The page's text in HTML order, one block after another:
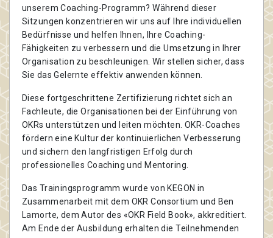
unserem Coaching-Programm? Während dieser
Sitzungen konzentrieren wir uns auf Ihre individuellen
Bedürfnisse und helfen Ihnen, Ihre Coaching-
Fähigkeiten zu verbessern und die Umsetzung in Ihrer
Organisation zu beschleunigen. Wir stellen sicher, dass
Sie das Gelernte effektiv anwenden können.
Diese fortgeschrittene Zertifizierung richtet sich an
Fachleute, die Organisationen bei der Einführung von
OKRs unterstützen und leiten möchten. OKR-Coaches
fördern eine Kultur der kontinuierlichen Verbesserung
und sichern den langfristigen Erfolg durch
professionelles Coaching und Mentoring.
Das Trainingsprogramm wurde von KEGON in
Zusammenarbeit mit dem OKR Consortium und Ben
Lamorte, dem Autor des «OKR Field Book», akkreditiert.
Am Ende der Ausbildung erhalten die Teilnehmenden